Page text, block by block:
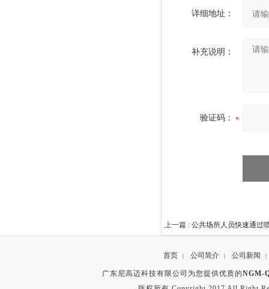
详细地址：
补充说明：
验证码：
上一篇 : 公共场所人员快速通过
首页 | 公司简介 | 公司新闻 |
广东尼高迈科技有限公司为您提供优质的NGM-